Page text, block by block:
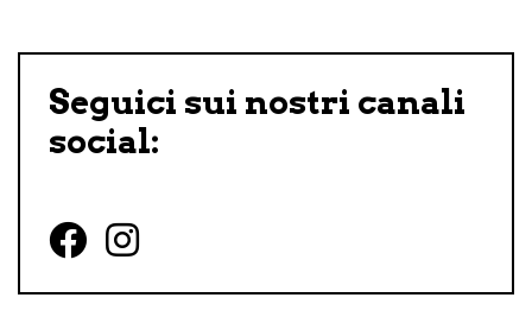
Seguici sui nostri canali
social:
Follow us on Facebook
Follow us on Instagram